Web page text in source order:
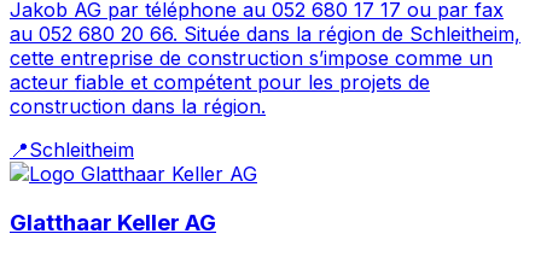
Jakob AG par téléphone au 052 680 17 17 ou par fax
au 052 680 20 66. Située dans la région de Schleitheim,
cette entreprise de construction s’impose comme un
acteur fiable et compétent pour les projets de
construction dans la région.
📍Schleitheim
Glatthaar Keller AG